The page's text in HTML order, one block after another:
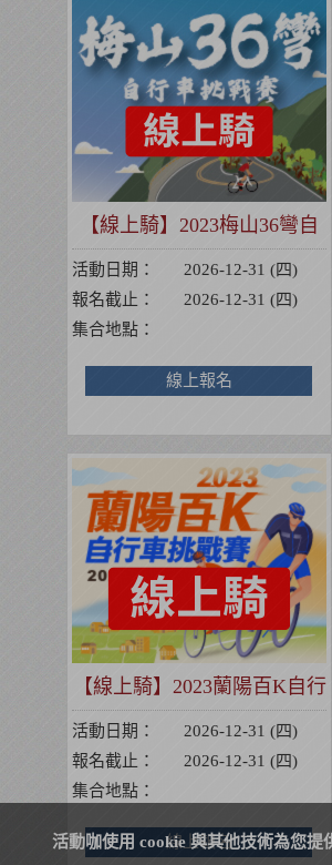
【線上騎】2023梅山36彎自
行車挑戰賽
活動日期：
2026-12-31 (四)
報名截止：
2026-12-31 (四)
集合地點：
線上報名
【線上騎】2023蘭陽百K自行
車挑戰賽
活動日期：
2026-12-31 (四)
報名截止：
2026-12-31 (四)
集合地點：
線上報名
活動咖使用 cookie 與其他技術為您提